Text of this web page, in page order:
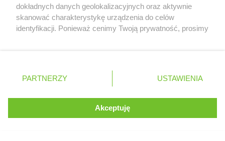
cookies. Są to pliki instalowane w urządzeniach
końcowych osób korzystających z serwisu, w celu
administrowania serwisem, poprawy jakości
Dowiedz się więcej o naszej polityce
ROZUMIEM
dokładnych danych geolokalizacyjnych oraz aktywnie
skanować charakterystykę urządzenia do celów
identyfikacji. Ponieważ cenimy Twoją prywatność, prosimy
prywatności znajdujący się w lewym dolnym rogu strony
. Niektóre rodzaje przetwarzania danych nie wymagają
takiemu przetwarzaniu. Preferencje będą miały
zastosowania tylko na tej witrynie.
PARTNERZY USTAWIENIA
Akceptuję